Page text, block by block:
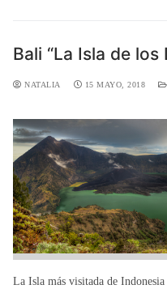
Bali “La Isla de los
NATALIA 15 MAYO, 2018
La Isla más visitada de